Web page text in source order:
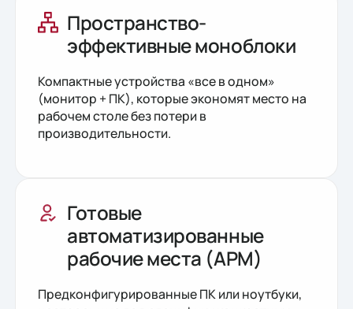
Пространство-
эффективные моноблоки
Компактные устройства «все в одном»
(монитор + ПК), которые экономят место на
рабочем столе без потери в
производительности.
Готовые
автоматизированные
рабочие места (АРМ)
Предконфигурированные ПК или ноутбуки,